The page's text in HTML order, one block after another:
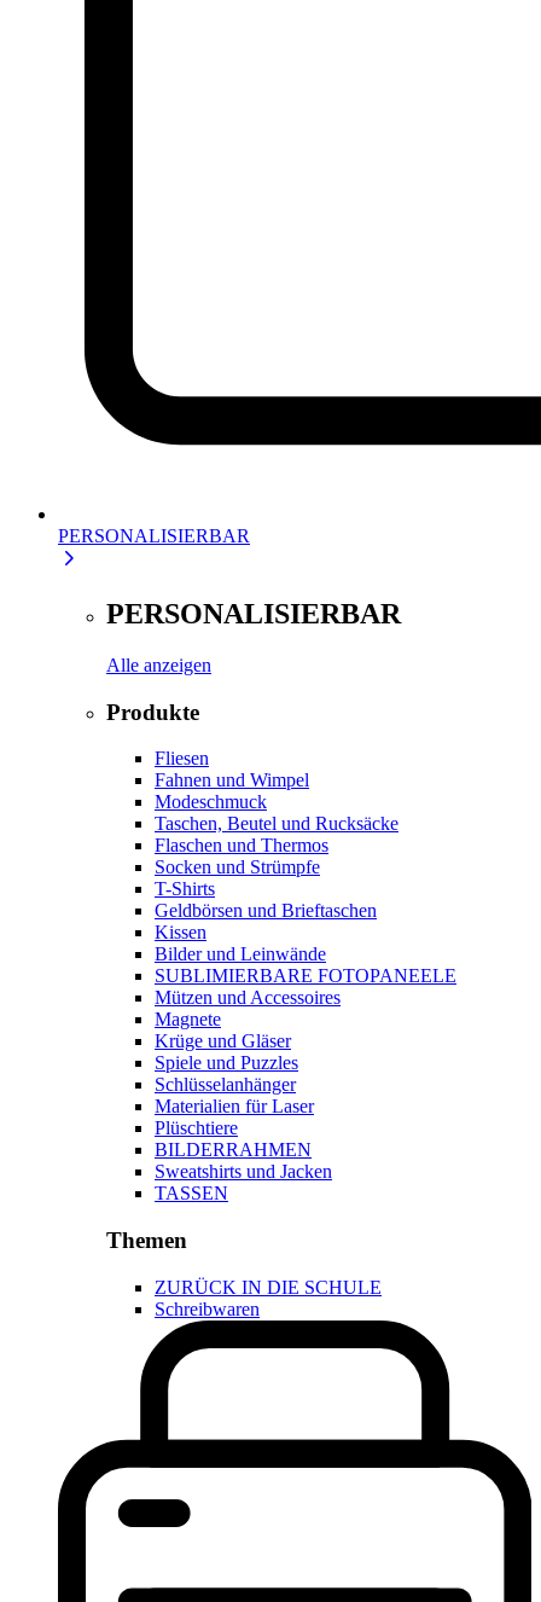
PERSONALISIERBAR
PERSONALISIERBAR
Alle anzeigen
Produkte
Fliesen
Fahnen und Wimpel
Modeschmuck
Taschen, Beutel und Rucksäcke
Flaschen und Thermos
Socken und Strümpfe
T-Shirts
Geldbörsen und Brieftaschen
Kissen
Bilder und Leinwände
SUBLIMIERBARE FOTOPANEELE
Mützen und Accessoires
Magnete
Krüge und Gläser
Spiele und Puzzles
Schlüsselanhänger
Materialien für Laser
Plüschtiere
BILDERRAHMEN
Sweatshirts und Jacken
TASSEN
Themen
ZURÜCK IN DIE SCHULE
Schreibwaren